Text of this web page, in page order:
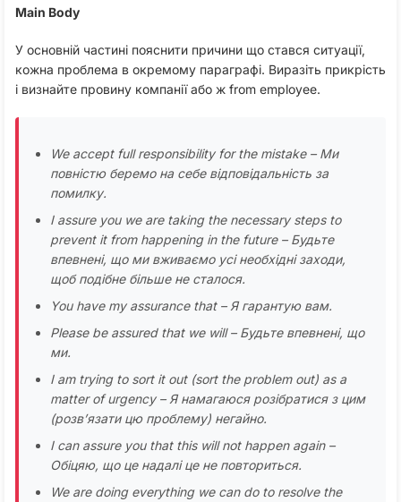
Main Body
У основній частині пояснити причини що стався ситуації,
кожна проблема в окремому параграфі. Виразіть прикрість
і визнайте провину компанії або ж from employee.
We accept full responsibility for the mistake – Ми
повністю беремо на себе відповідальність за
помилку.
I assure you we are taking the necessary steps to
prevent it from happening in the future – Будьте
впевнені, що ми вживаємо усі необхідні заходи,
щоб подібне більше не сталося.
You have my assurance that – Я гарантую вам.
Please be assured that we will – Будьте впевнені, що
ми.
I am trying to sort it out (sort the problem out) as a
matter of urgency – Я намагаюся розібратися з цим
(розв’язати цю проблему) негайно.
I can assure you that this will not happen again –
Обіцяю, що це надалі це не повториться.
We are doing everything we can do to resolve the